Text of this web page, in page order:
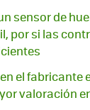
sensor de
por si las
el fabricante
valoración